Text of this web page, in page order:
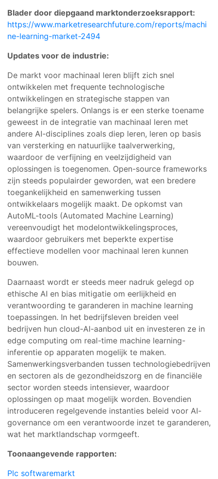
Blader door diepgaand marktonderzoeksrapport:
https://www.marketresearchfuture.com/reports/machi
ne-learning-market-2494
Updates voor de industrie:
De markt voor machinaal leren blijft zich snel
ontwikkelen met frequente technologische
ontwikkelingen en strategische stappen van
belangrijke spelers. Onlangs is er een sterke toename
geweest in de integratie van machinaal leren met
andere AI-disciplines zoals diep leren, leren op basis
van versterking en natuurlijke taalverwerking,
waardoor de verfijning en veelzijdigheid van
oplossingen is toegenomen. Open-source frameworks
zijn steeds populairder geworden, wat een bredere
toegankelijkheid en samenwerking tussen
ontwikkelaars mogelijk maakt. De opkomst van
AutoML-tools (Automated Machine Learning)
vereenvoudigt het modelontwikkelingsproces,
waardoor gebruikers met beperkte expertise
effectieve modellen voor machinaal leren kunnen
bouwen.
Daarnaast wordt er steeds meer nadruk gelegd op
ethische AI en bias mitigatie om eerlijkheid en
verantwoording te garanderen in machine learning
toepassingen. In het bedrijfsleven breiden veel
bedrijven hun cloud-AI-aanbod uit en investeren ze in
edge computing om real-time machine learning-
inferentie op apparaten mogelijk te maken.
Samenwerkingsverbanden tussen technologiebedrijven
en sectoren als de gezondheidszorg en de financiële
sector worden steeds intensiever, waardoor
oplossingen op maat mogelijk worden. Bovendien
introduceren regelgevende instanties beleid voor AI-
governance om een verantwoorde inzet te garanderen,
wat het marktlandschap vormgeeft.
Toonaangevende rapporten:
Plc softwaremarkt